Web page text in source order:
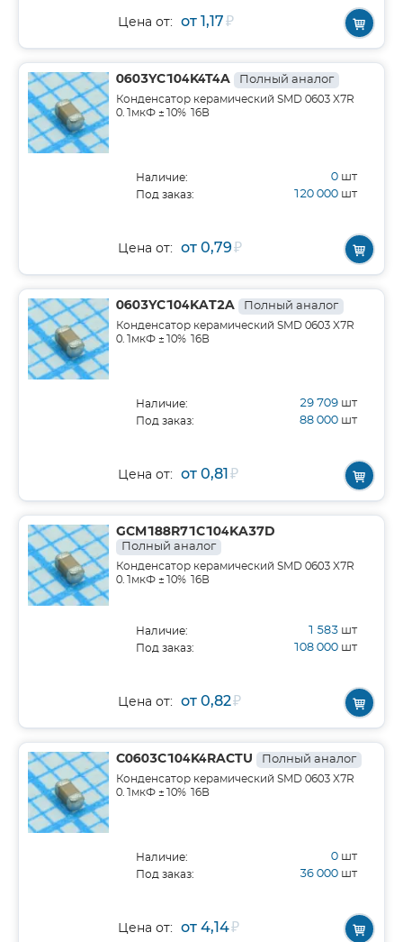
Цена от: от 1,17₽
0603YC104K4T4A Полный аналог
Конденсатор керамический SMD 0603 X7R
0.1мкФ ±10% 16В
Наличие: 0 шт
Под заказ: 120 000 шт
Цена от: от 0,79₽
0603YC104KAT2A Полный аналог
Конденсатор керамический SMD 0603 X7R
0.1мкФ ±10% 16В
Наличие: 29 709 шт
Под заказ: 88 000 шт
Цена от: от 0,81₽
GCM188R71C104KA37D
Полный аналог
Конденсатор керамический SMD 0603 X7R
0.1мкФ ±10% 16В
Наличие: 1 583 шт
Под заказ: 108 000 шт
Цена от: от 0,82₽
C0603C104K4RACTU Полный аналог
Конденсатор керамический SMD 0603 X7R
0.1мкФ ±10% 16В
Наличие: 0 шт
Под заказ: 36 000 шт
Цена от: от 4,14₽